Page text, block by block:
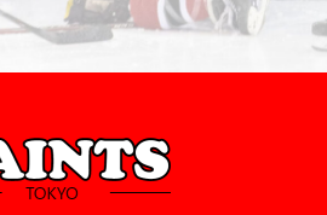
停止等）
な調査を行います。
き、その請求に応じる必要があると判
なく、当該個人情報の利用停止等を行